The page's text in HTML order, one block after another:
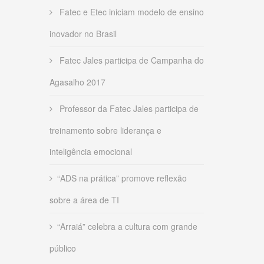
Fatec e Etec iniciam modelo de ensino
inovador no Brasil
Fatec Jales participa de Campanha do
Agasalho 2017
Professor da Fatec Jales participa de
treinamento sobre liderança e
inteligência emocional
“ADS na prática” promove reflexão
sobre a área de TI
“Arraiá” celebra a cultura com grande
público